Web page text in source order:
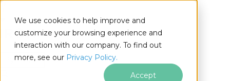
We use cookies to help improve and
customize your browsing experience and
interaction with our company. To find out
more, see our Privacy Policy.
Accept
Python